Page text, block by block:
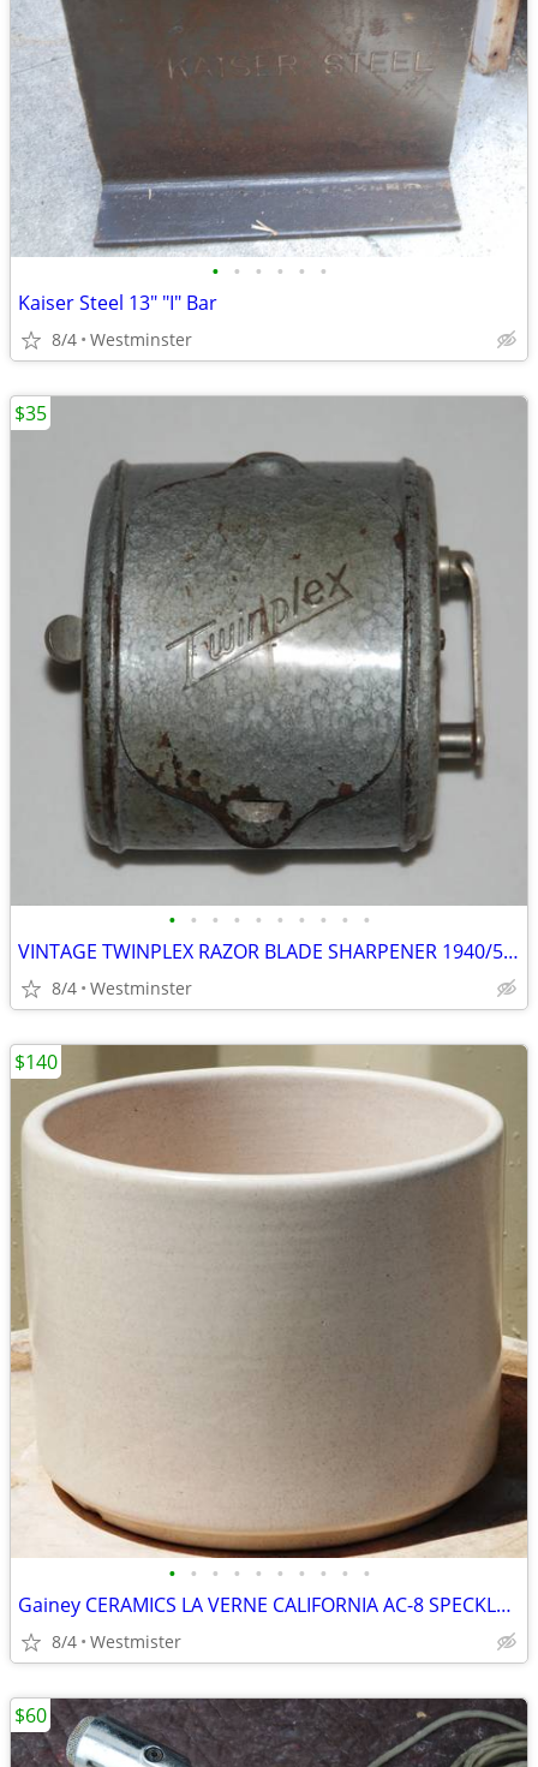
• • • • • •
Kaiser Steel 13" "I" Bar
8/4 Westminster
• • • • • • • • • •
VINTAGE TWINPLEX RAZOR BLADE SHARPENER 1940/50's
8/4 Westminster
$35
• • • • • • • • • •
Gainey CERAMICS LA VERNE CALIFORNIA AC-8 SPECKLED MATTE WHITE PLANTER
8/4 Westmister
$140
$60